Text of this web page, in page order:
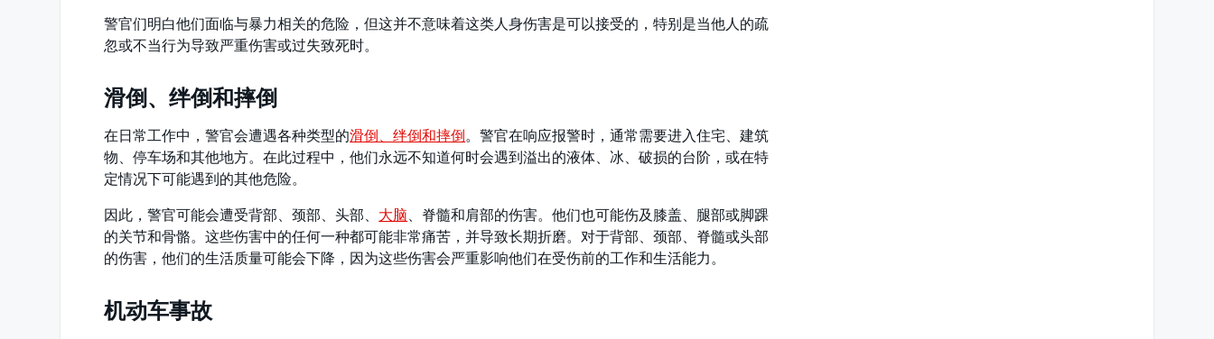
警官们明白他们面临与暴力相关的危险，但这并不意味着这类人身伤害是可以接受的，特别是当他人的疏
忽或不当行为导致严重伤害或过失致死时。
滑倒、绊倒和摔倒
在日常工作中，警官会遭遇各种类型的滑倒、绊倒和摔倒。警官在响应报警时，通常需要进入住宅、建筑
物、停车场和其他地方。在此过程中，他们永远不知道何时会遇到溢出的液体、冰、破损的台阶，或在特
定情况下可能遇到的其他危险。
因此，警官可能会遭受背部、颈部、头部、 大脑、脊髓和肩部的伤害。他们也可能伤及膝盖、腿部或脚踝
的关节和骨骼。这些伤害中的任何一种都可能非常痛苦，并导致长期折磨。对于背部、颈部、脊髓或头部
的伤害，他们的生活质量可能会下降，因为这些伤害会严重影响他们在受伤前的工作和生活能力。
机动车事故